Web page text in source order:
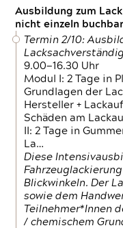
Ausbildung zum
nicht einzeln
Termin 2/10:
9.00—16.30 Uhr
Modul I: 2 Tage in
Grundlagen der
Hersteller +
Schäden am
II: 2 Tage in
La…
Diese
Blickwinkeln. Der
sowie dem
Teilnehmer*Innen
/ chemischem